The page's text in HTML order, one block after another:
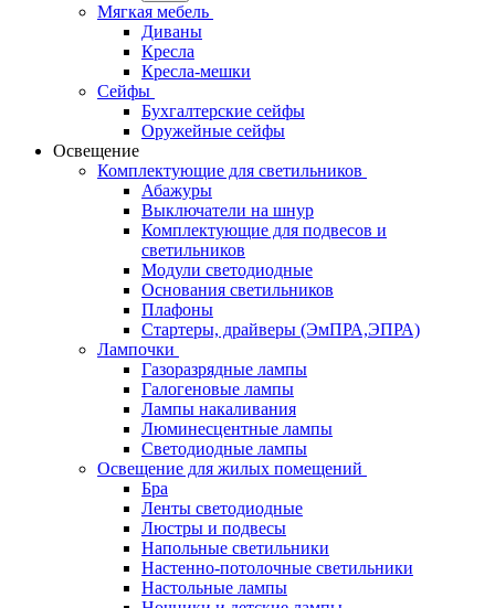
Мягкая мебель
Диваны
Кресла
Кресла-мешки
Сейфы
Бухгалтерские сейфы
Оружейные сейфы
Освещение
Комплектующие для светильников
Абажуры
Выключатели на шнур
Комплектующие для подвесов и
светильников
Модули светодиодные
Основания светильников
Плафоны
Стартеры, драйверы (ЭмПРА,ЭПРА)
Лампочки
Газоразрядные лампы
Галогеновые лампы
Лампы накаливания
Люминесцентные лампы
Светодиодные лампы
Освещение для жилых помещений
Бра
Ленты светодиодные
Люстры и подвесы
Напольные светильники
Настенно-потолочные светильники
Настольные лампы